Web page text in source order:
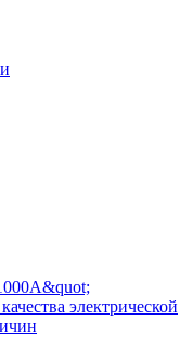
электрической